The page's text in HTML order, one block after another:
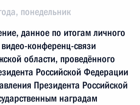
понедельник
данное по итогам личного
конференц-связи
области, проведённого
Российской Федерации
Президента Российской
наградам